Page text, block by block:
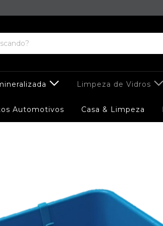
Limpeza de Vidros
Automotivos Casa & Limpeza